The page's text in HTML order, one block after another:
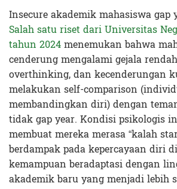
Insecure akademik mahasiswa gap
Salah satu riset dari Universitas
tahun 2024menemukan bahwa
cenderung mengalami gejala
overthinking, dan kecenderungan
melakukan self-comparison
membandingkan diri) dengan
tidak gap year. Kondisi psikologis
membuat mereka merasa “kalah
berdampak pada kepercayaan diri
kemampuan beradaptasi dengan
akademik baru yang menjadi lebih